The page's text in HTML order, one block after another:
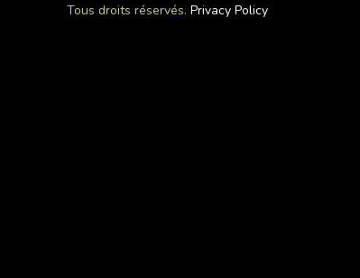
Tous droits réservés. Privacy Policy